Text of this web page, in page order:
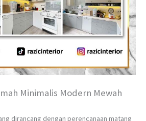
Minimalis Modern Mewah
dirancang dengan perencanaan matang